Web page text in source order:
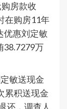
房款收
在购房11年
优惠刘定敏
38.7279万
敏送现金
累积送现金
还，调查人